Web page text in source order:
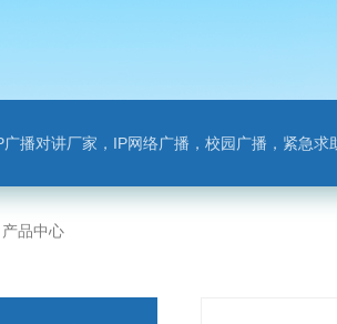
播对讲厂家，IP网络广播，校园广播，紧急求助，IP广播对讲系
产品中心